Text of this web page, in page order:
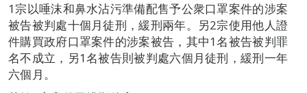
1宗以唾沫和鼻水沾污準備配售予公衆口罩案件的涉案
被告被判處十個月徒刑，緩刑兩年。另2宗使用他人證
件購買政府口罩案件的涉案被告，其中1名被告被判罪
名不成立，另1名被告則被判處六個月徒刑，緩刑一年
六個月。